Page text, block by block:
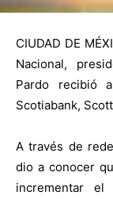
CIUDAD DE
Nacional,
Pardo recibió
Scotiabank,
A través de
dio a conocer
incrementar